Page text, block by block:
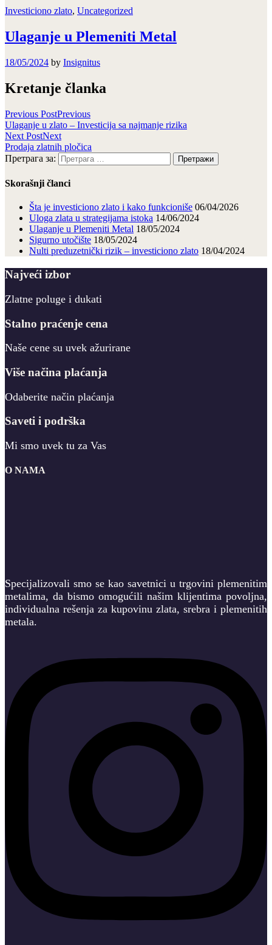
Investiciono zlato, Uncategorized
Ulaganje u Plemeniti Metal
18/05/2024 by Insignitus
Kretanje članka
Previous PostPrevious
Ulaganje u zlato – Investicija sa najmanje rizika
Next PostNext
Prodaja zlatnih pločica
Претрага за:
Skorašnji članci
Šta je investiciono zlato i kako funkcioniše 06/04/2026
Uloga zlata u strategijama istoka 14/06/2024
Ulaganje u Plemeniti Metal 18/05/2024
Sigurno utočište 18/05/2024
Nulti preduzetnički rizik – investiciono zlato 18/04/2024
Najveći izbor
Zlatne poluge i dukati
Stalno praćenje cena
Naše cene su uvek ažurirane
Više načina plaćanja
Odaberite način plaćanja
Saveti i podrška
Mi smo uvek tu za Vas
O NAMA
Specijalizovali smo se kao savetnici u trgovini plemenitim
metalima, da bismo omogućili našim klijentima povoljna,
individualna rešenja za kupovinu zlata, srebra i plemenitih
metala.